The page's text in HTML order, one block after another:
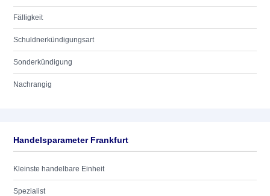
Fälligkeit
Schuldnerkündigungsart
Sonderkündigung
Nachrangig
Handelsparameter Frankfurt
Kleinste handelbare Einheit
Spezialist